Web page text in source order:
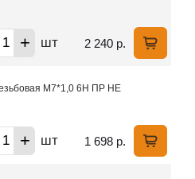
+ шт 2 240 р.
М7*1,0 6Н ПР НЕ
+ шт 1 698 р.